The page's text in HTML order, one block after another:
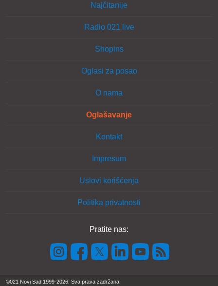
Najčitanije
Radio 021 live
Shopins
Oglasi za posao
O nama
Oglašavanje
Kontakt
Impresum
Uslovi korišćenja
Politika privatnosti
Pratite nas:
©021 Novi Sad 1999-2026. Sva prava zadržana.